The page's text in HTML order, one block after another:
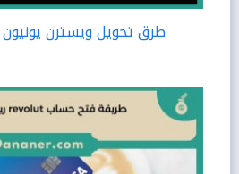
طرق تحويل ويسترن يونيون